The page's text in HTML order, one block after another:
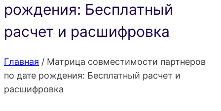
рождения: Бесплатный
расчет и расшифровка
Главная / Матрица совместимости партнеров
по дате рождения: Бесплатный расчет и
расшифровка